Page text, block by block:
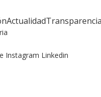
ActualidadTransparencia
Instagram Linkedin